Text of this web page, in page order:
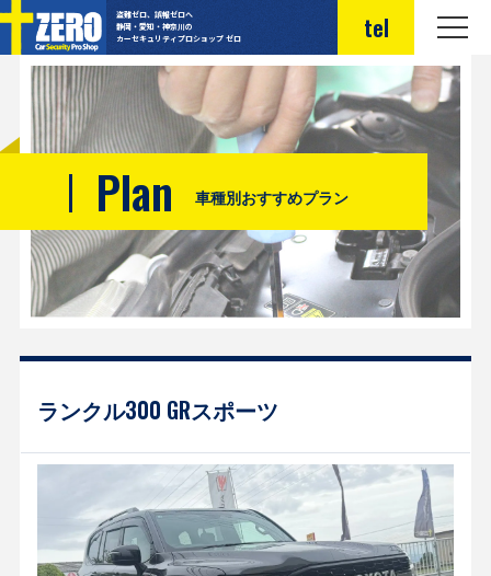
盗難ゼロ、誤報ゼロへ
静岡・愛知・神奈川の
カーセキュリティプロショップ ゼロ
tel
Plan 車種別おすすめプラン
ランクル300 GRスポーツ